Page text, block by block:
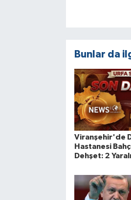
Bunlar da
Viranşehir'de
Hastanesi
Dehşet: 2 Yaralı